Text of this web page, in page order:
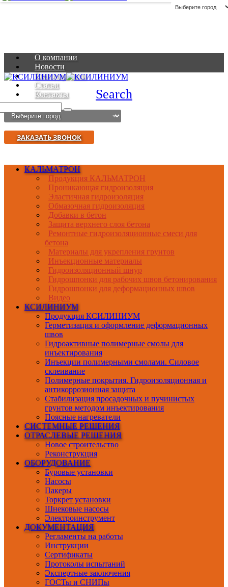
О компании
Новости
Благодарности
Статьи
Контакты
Search
ЗАКАЗАТЬ ЗВОНОК
КАЛЬМАТРОН
Продукция КАЛЬМАТРОН
Проникающая гидроизоляция
Эластичная гидроизоляция
Обмазочная гидроизоляция
Добавки в бетон
Защита верхнего слоя бетона
Ремонтные гидроизоляционные смеси для
бетона
Материалы для укрепления грунтов
Инъекционные материалы
Гидроизоляционный шнур
Гидрошпонки для рабочих швов бетонирования
Гидрошпонки для деформационных швов
Видео
КСИЛИНИУМ
Продукция КСИЛИНИУМ
Герметизация и оформление деформационных
швов
Гидроактивные полимерные смолы для
инъектирования
Инъекции полимерными смолами. Силовое
склеивание
Полимерные покрытия. Гидроизоляционная и
антикоррозионная защита
Стабилизация просадочных и пучинистых
грунтов методом инъектирования
Поясные нагреватели
СИСТЕМНЫЕ РЕШЕНИЯ
ОТРАСЛЕВЫЕ РЕШЕНИЯ
Новое строительство
Реконструкция
ОБОРУДОВАНИЕ
Буровые установки
Насосы
Пакеры
Торкрет установки
Шнековые насосы
Электроинструмент
ДОКУМЕНТАЦИЯ
Регламенты на работы
Инструкции
Сертификаты
Протоколы испытаний
Экспертные заключения
ГОСТы и СНИПы